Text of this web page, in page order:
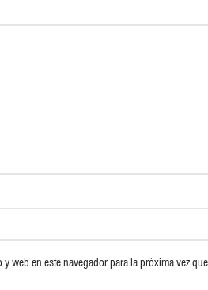
web en este navegador para la próxima vez